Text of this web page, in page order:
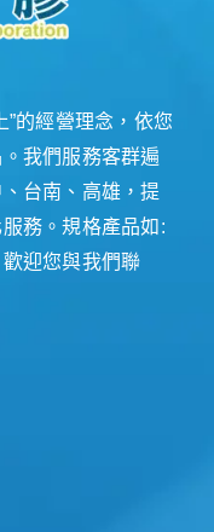
”的經營理念，依您
我們服務客群遍
台南、高雄，提
務。規格產品如:
迎您與我們聯